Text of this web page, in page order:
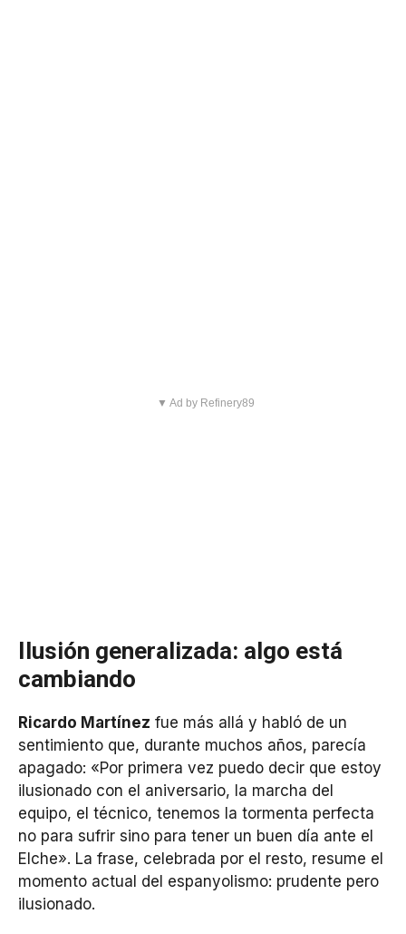
▼ Ad by Refinery89
Ilusión generalizada: algo está
cambiando
Ricardo Martínez fue más allá y habló de un
sentimiento que, durante muchos años, parecía
apagado: «Por primera vez puedo decir que estoy
ilusionado con el aniversario, la marcha del
equipo, el técnico, tenemos la tormenta perfecta
no para sufrir sino para tener un buen día ante el
Elche». La frase, celebrada por el resto, resume el
momento actual del espanyolismo: prudente pero
ilusionado.